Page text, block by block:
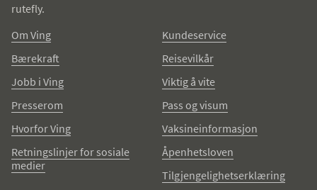
rutefly.
Om Ving
Bærekraft
Jobb i Ving
Presserom
Hvorfor Ving
Retningslinjer for sosiale
medier
Kundeservice
Reisevilkår
Viktig å vite
Pass og visum
Vaksineinformasjon
Åpenhetsloven
Tilgjengelighetserklæring